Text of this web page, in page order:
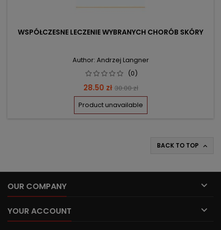
WSPÓŁCZESNE LECZENIE WYBRANYCH CHORÓB SKÓRY
Author: Andrzej Langner
(0)
Price
28.50 zł Regular
price
30.00 zł
Product unavailable
BACK TO TOP 
OUR COMPANY 
YOUR ACCOUNT 